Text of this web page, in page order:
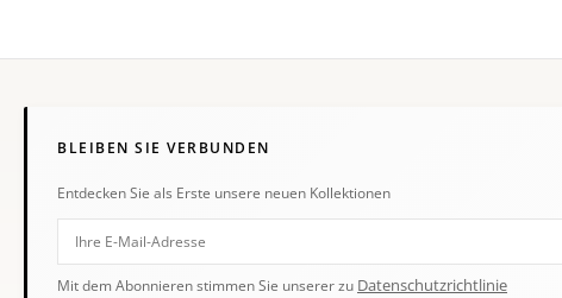
BLEIBEN SIE VERBUNDEN
Entdecken Sie als Erste unsere neuen Kollektionen
Mit dem Abonnieren stimmen Sie unserer zu Datenschutzrichtlinie